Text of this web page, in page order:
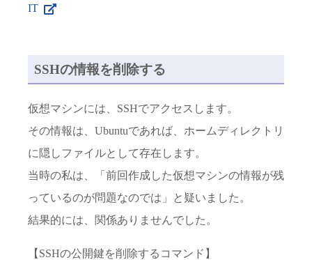
IT
SSHの情報を削除する
仮想マシンには、SSHでアクセスします。
その情報は、Ubuntuであれば、ホームディレクトリ
に隠しファイルとして存在します。
当時の私は、「前回作成した仮想マシンの情報が残
っているのが問題なのでは」と疑いました。
結果的には、関係ありませんでした。
【SSHの公開鍵を削除するコマンド】